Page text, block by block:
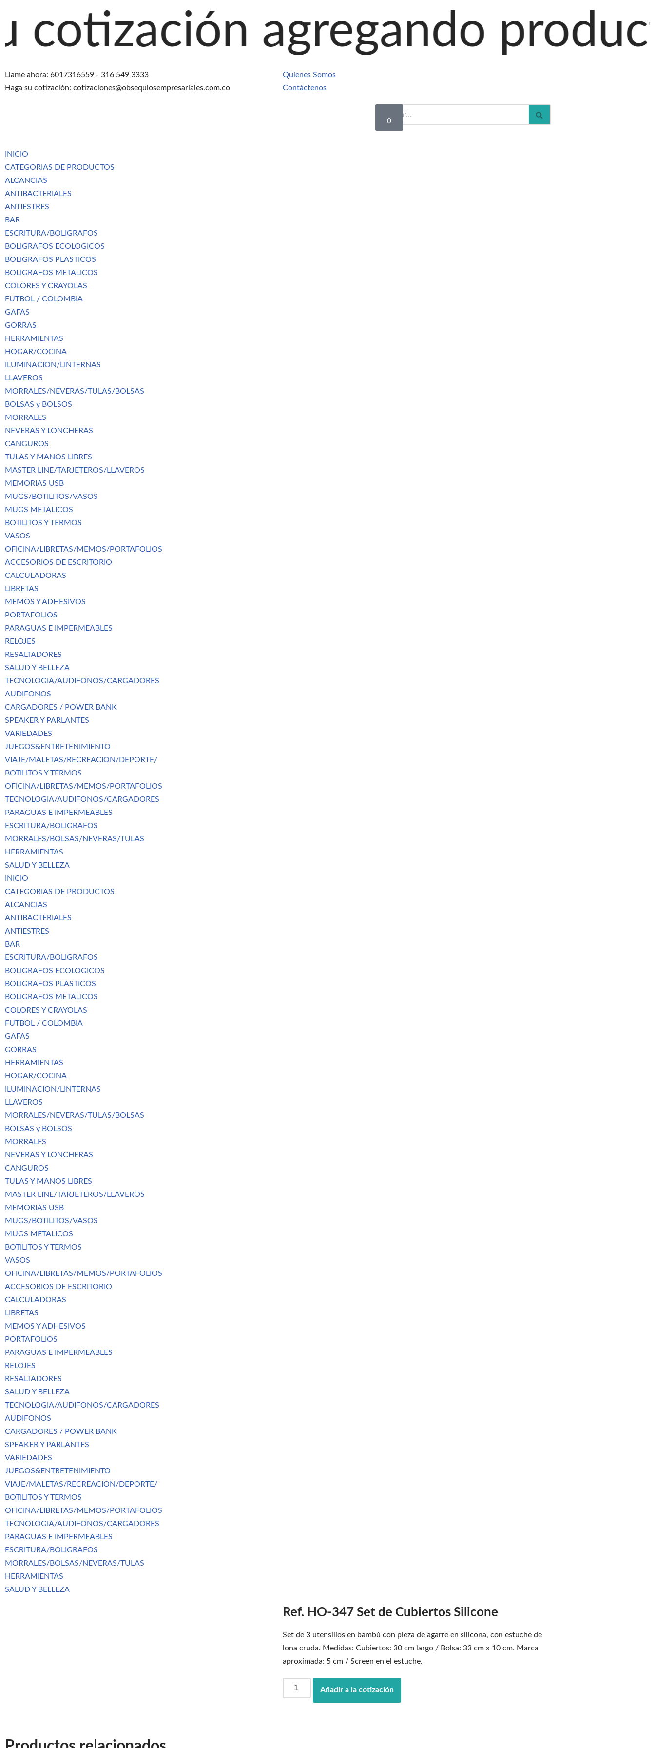
al
agregando productos al
Llame ahora: 6017316559 - 316 549 3333
Haga su cotización: cotizaciones@obsequiosempresariales.com.co
Quienes Somos
Contáctenos
0
INICIO
CATEGORIAS DE PRODUCTOS
ALCANCIAS
ANTIBACTERIALES
ANTIESTRES
BAR
ESCRITURA/BOLIGRAFOS
BOLIGRAFOS ECOLOGICOS
BOLIGRAFOS PLASTICOS
BOLIGRAFOS METALICOS
COLORES Y CRAYOLAS
FUTBOL / COLOMBIA
GAFAS
GORRAS
HERRAMIENTAS
HOGAR/COCINA
ILUMINACION/LINTERNAS
LLAVEROS
MORRALES/NEVERAS/TULAS/BOLSAS
BOLSAS y BOLSOS
MORRALES
NEVERAS Y LONCHERAS
CANGUROS
TULAS Y MANOS LIBRES
MASTER LINE/TARJETEROS/LLAVEROS
MEMORIAS USB
MUGS/BOTILITOS/VASOS
MUGS METALICOS
BOTILITOS Y TERMOS
VASOS
OFICINA/LIBRETAS/MEMOS/PORTAFOLIOS
ACCESORIOS DE ESCRITORIO
CALCULADORAS
LIBRETAS
MEMOS Y ADHESIVOS
PORTAFOLIOS
PARAGUAS E IMPERMEABLES
RELOJES
RESALTADORES
SALUD Y BELLEZA
TECNOLOGIA/AUDIFONOS/CARGADORES
AUDIFONOS
CARGADORES / POWER BANK
SPEAKER Y PARLANTES
VARIEDADES
JUEGOS&ENTRETENIMIENTO
VIAJE/MALETAS/RECREACION/DEPORTE/
BOTILITOS Y TERMOS
OFICINA/LIBRETAS/MEMOS/PORTAFOLIOS
TECNOLOGIA/AUDIFONOS/CARGADORES
PARAGUAS E IMPERMEABLES
ESCRITURA/BOLIGRAFOS
MORRALES/BOLSAS/NEVERAS/TULAS
HERRAMIENTAS
SALUD Y BELLEZA
INICIO
CATEGORIAS DE PRODUCTOS
ALCANCIAS
ANTIBACTERIALES
ANTIESTRES
BAR
ESCRITURA/BOLIGRAFOS
BOLIGRAFOS ECOLOGICOS
BOLIGRAFOS PLASTICOS
BOLIGRAFOS METALICOS
COLORES Y CRAYOLAS
FUTBOL / COLOMBIA
GAFAS
GORRAS
HERRAMIENTAS
HOGAR/COCINA
ILUMINACION/LINTERNAS
LLAVEROS
MORRALES/NEVERAS/TULAS/BOLSAS
BOLSAS y BOLSOS
MORRALES
NEVERAS Y LONCHERAS
CANGUROS
TULAS Y MANOS LIBRES
MASTER LINE/TARJETEROS/LLAVEROS
MEMORIAS USB
MUGS/BOTILITOS/VASOS
MUGS METALICOS
BOTILITOS Y TERMOS
VASOS
OFICINA/LIBRETAS/MEMOS/PORTAFOLIOS
ACCESORIOS DE ESCRITORIO
CALCULADORAS
LIBRETAS
MEMOS Y ADHESIVOS
PORTAFOLIOS
PARAGUAS E IMPERMEABLES
RELOJES
RESALTADORES
SALUD Y BELLEZA
TECNOLOGIA/AUDIFONOS/CARGADORES
AUDIFONOS
CARGADORES / POWER BANK
SPEAKER Y PARLANTES
VARIEDADES
JUEGOS&ENTRETENIMIENTO
VIAJE/MALETAS/RECREACION/DEPORTE/
BOTILITOS Y TERMOS
OFICINA/LIBRETAS/MEMOS/PORTAFOLIOS
TECNOLOGIA/AUDIFONOS/CARGADORES
PARAGUAS E IMPERMEABLES
ESCRITURA/BOLIGRAFOS
MORRALES/BOLSAS/NEVERAS/TULAS
HERRAMIENTAS
SALUD Y BELLEZA
Ref. HO-347 Set de Cubiertos Silicone
Set de 3 utensilios en bambú con pieza de agarre en silicona, con estuche de
lona cruda. Medidas: Cubiertos: 30 cm largo / Bolsa: 33 cm x 10 cm. Marca
aproximada: 5 cm / Screen en el estuche.
Añadir a la cotización